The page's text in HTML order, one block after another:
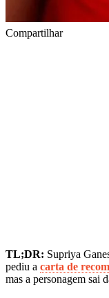
Compartilhar
TL;DR: Supriya
pediu a carta de
mas a personagem sai